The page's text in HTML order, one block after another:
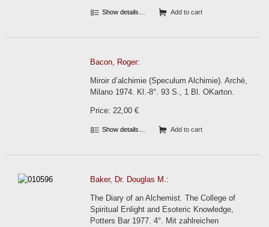
Show details… Add to cart
Bacon, Roger:
Miroir d’alchimie (Speculum Alchimie). Archè,
Milano 1974. Kl.-8°. 93 S., 1 Bl. OKarton.
Price: 22,00 €
Show details… Add to cart
Baker, Dr. Douglas M.:
The Diary of an Alchemist. The College of
Spiritual Enlight and Esoteric Knowledge,
Potters Bar 1977. 4°. Mit zahlreichen